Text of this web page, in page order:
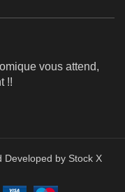
vous attend,
!!
Developed by Stock X